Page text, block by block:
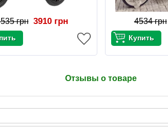
грн 3910 грн 4534 грн
Отзывы о товаре